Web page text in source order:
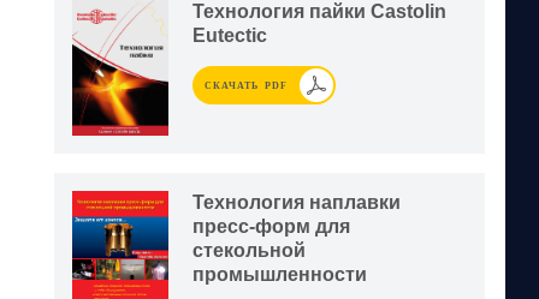
Технология пайки Castolin
Eutectic
СКАЧАТЬ PDF
Технология наплавки
пресс-форм для
стекольной
промышленности